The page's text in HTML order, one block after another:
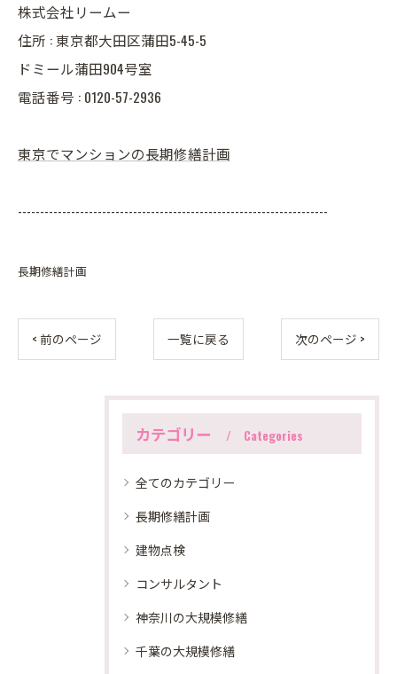
株式会社リームー
住所 : 東京都大田区蒲田5-45-5
ドミール蒲田904号室
電話番号 : 0120-57-2936
東京でマンションの長期修繕計画
----------------------------------------------------------------------
長期修繕計画
< 前のページ 一覧に戻る 次のページ >
カテゴリー Categories
全てのカテゴリー
長期修繕計画
建物点検
コンサルタント
神奈川の大規模修繕
千葉の大規模修繕